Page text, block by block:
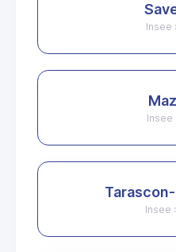
Insee
Insee
Insee